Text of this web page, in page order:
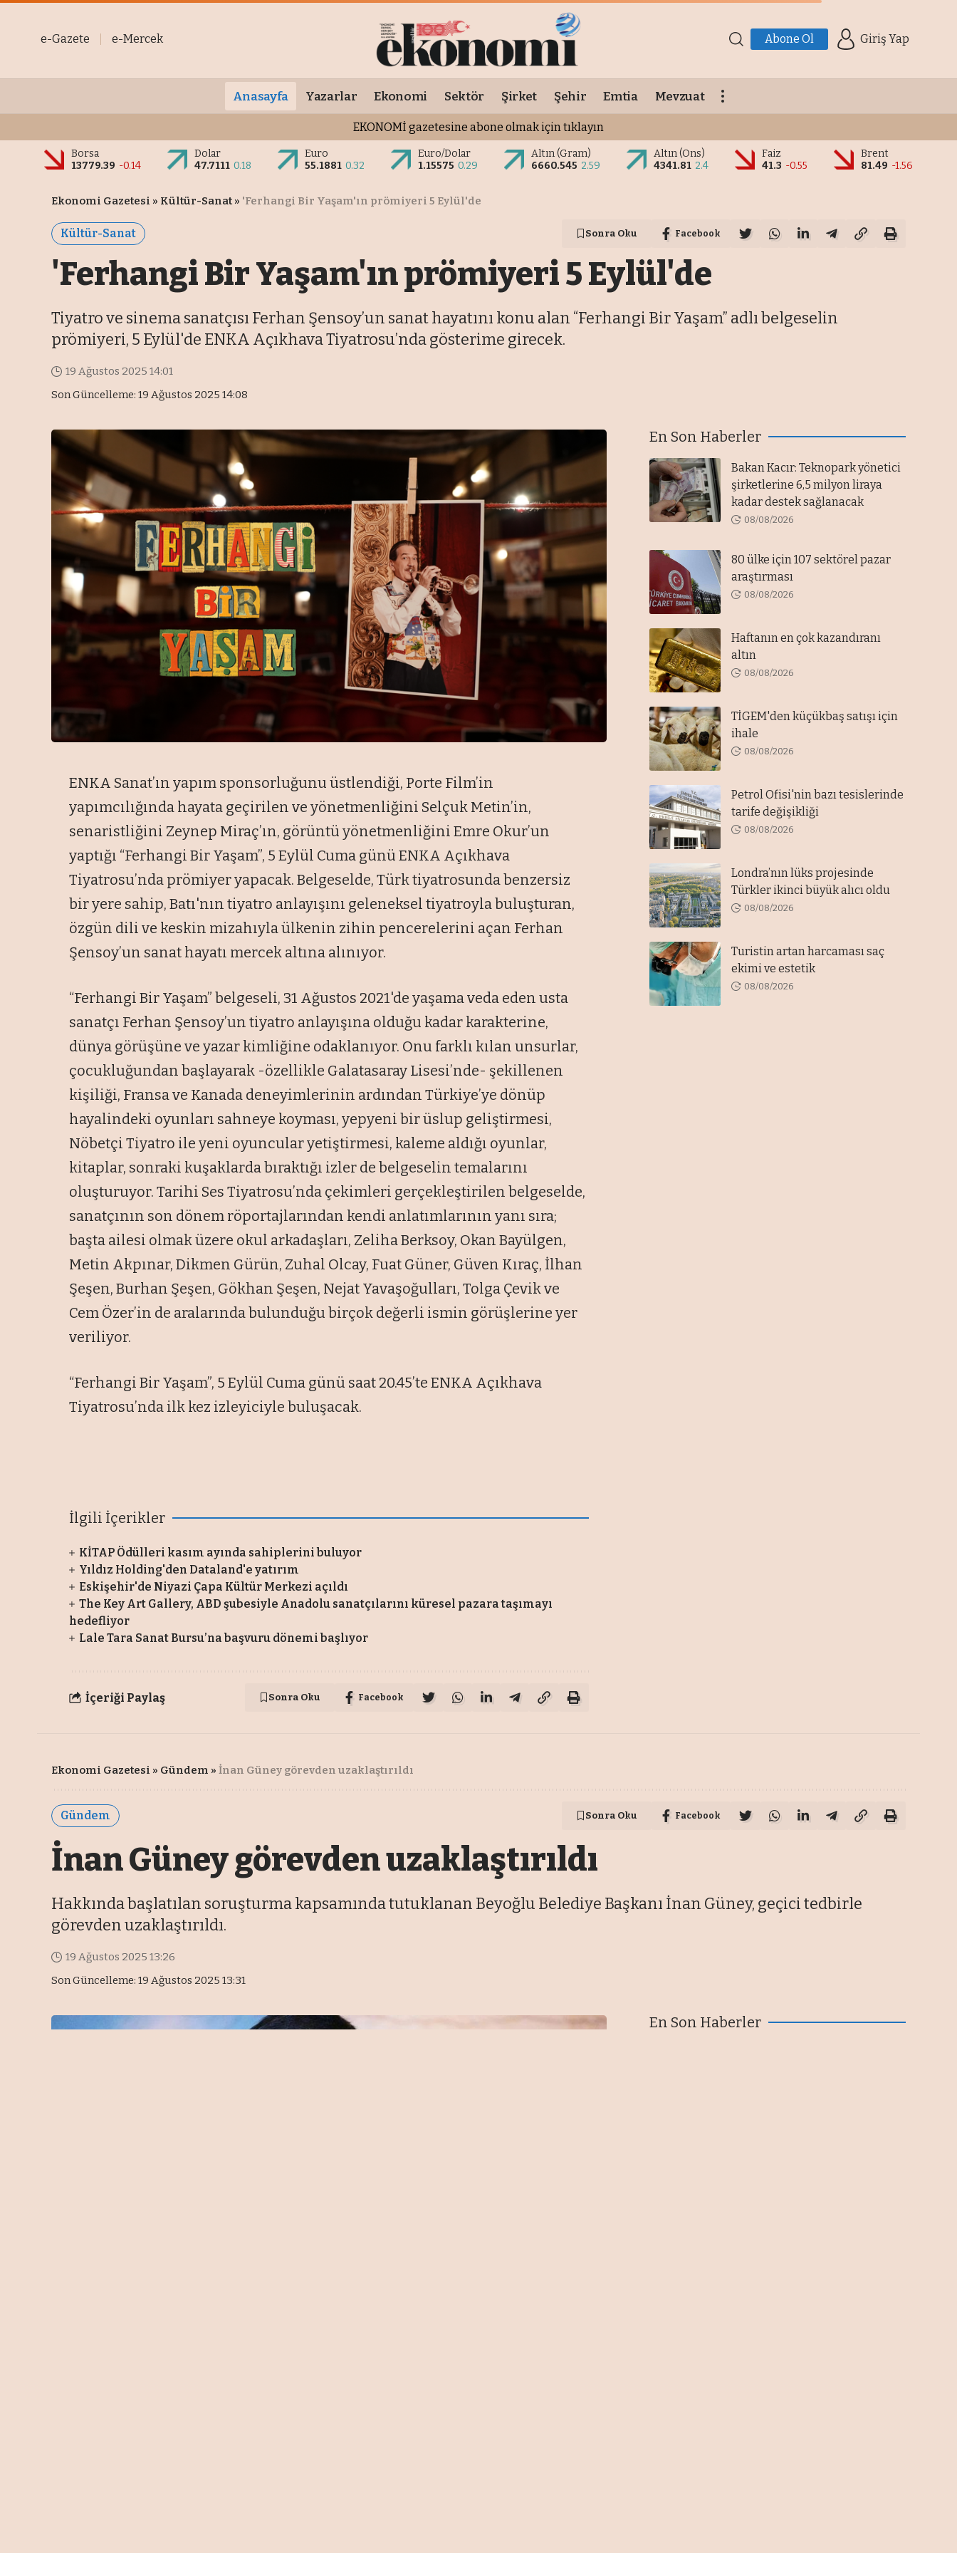
e-Gazete e-Mercek Abone Ol Giriş Yap
Anasayfa Yazarlar Ekonomi Sektör Şirket Şehir Emtia Mevzuat
EKONOMİ gazetesine abone olmak için tıklayın
Borsa
13779.39 -0.14
Dolar
47.7111 0.18
Euro
55.1881 0.32
Euro/Dolar
1.15575 0.29
Altın (Gram)
6660.545 2.59
Altın (Ons)
4341.81 2.4
Faiz
41.3 -0.55
Brent
81.49 -1.56
Ekonomi Gazetesi » Kültür-Sanat » 'Ferhangi Bir Yaşam'ın prömiyeri 5 Eylül'de
Kültür-Sanat Sonra Oku Facebook
'Ferhangi Bir Yaşam'ın prömiyeri 5 Eylül'de
Tiyatro ve sinema sanatçısı Ferhan Şensoy’un sanat hayatını konu alan “Ferhangi Bir Yaşam” adlı belgeselin
prömiyeri, 5 Eylül'de ENKA Açıkhava Tiyatrosu’nda gösterime girecek.
Son Güncelleme: 19 Ağustos 2025 14:08
19 Ağustos 2025 14:01
ENKA Sanat’ın yapım sponsorluğunuüstlendiği, Porte Film’in
yapımcılığında hayata geçirilen ve yönetmenliğini Selçuk Metin’in,
senaristliğini Zeynep Miraç’ın, görüntü yönetmenliğini Emre Okur’un
yaptığı “Ferhangi Bir Yaşam”, 5 Eylül Cuma günü ENKA Açıkhava
Tiyatrosu’nda prömiyer yapacak. Belgeselde, Türk tiyatrosunda benzersiz
bir yere sahip, Batı'nın tiyatro anlayışını geleneksel tiyatroyla buluşturan,
özgün dili ve keskin mizahıylaülkenin zihin pencerelerini açan Ferhan
Şensoy’un sanat hayatı mercek altına alınıyor.
“Ferhangi Bir Yaşam” belgeseli, 31 Ağustos 2021'de yaşama veda eden usta
sanatçı Ferhan Şensoy’un tiyatro anlayışına olduğu kadar karakterine,
dünya görüşüne ve yazar kimliğine odaklanıyor. Onu farklı kılan unsurlar,
çocukluğundan başlayarak -özellikle Galatasaray Lisesi’nde- şekillenen
kişiliği, Fransa ve Kanada deneyimlerinin ardından Türkiye’ye dönüp
hayalindeki oyunları sahneye koyması, yepyeni birüslup geliştirmesi,
Nöbetçi Tiyatro ile yeni oyuncular yetiştirmesi, kaleme aldığı oyunlar,
kitaplar, sonraki kuşaklarda bıraktığı izler de belgeselin temalarını
oluşturuyor. Tarihi Ses Tiyatrosu’nda çekimleri gerçekleştirilen belgeselde,
sanatçının son dönem röportajlarından kendi anlatımlarının yanı sıra;
başta ailesi olmaküzere okul arkadaşları, Zeliha Berksoy, Okan Bayülgen,
Metin Akpınar, Dikmen Gürün, Zuhal Olcay, Fuat Güner, Güven Kıraç, İlhan
Şeşen, Burhan Şeşen, Gökhan Şeşen, Nejat Yavaşoğulları, Tolga Çevik ve
Cem Özer’in de aralarında bulunduğu birçok değerli ismin görüşlerine yer
veriliyor.
“Ferhangi Bir Yaşam”, 5 Eylül Cuma günü saat 20.45’te ENKA Açıkhava
Tiyatrosu’nda ilk kez izleyiciyle buluşacak.
İlgili İçerikler
KİTAP Ödülleri kasım ayında sahiplerini buluyor
Yıldız Holding'den Dataland'e yatırım
Eskişehir'de Niyazi Çapa Kültür Merkezi açıldı
The Key Art Gallery, ABD şubesiyle Anadolu sanatçılarını küresel pazara taşımayı
hedefliyor
Lale Tara Sanat Bursu’na başvuru dönemi başlıyor
İçeriği Paylaş Sonra Oku Facebook
En Son Haberler
Bakan Kacır: Teknopark yönetici
şirketlerine 6,5 milyon liraya
kadar destek sağlanacak
08/08/2026
80 ülke için 107 sektörel pazar
araştırması
08/08/2026
Haftanın en çok kazandıranı
altın
08/08/2026
TİGEM'den küçükbaş satışı için
ihale
08/08/2026
Petrol Ofisi'nin bazı tesislerinde
tarife değişikliği
08/08/2026
Londra’nın lüks projesinde
Türkler ikinci büyük alıcı oldu
08/08/2026
Turistin artan harcaması saç
ekimi ve estetik
08/08/2026
Ekonomi Gazetesi » Gündem » İnan Güney görevden uzaklaştırıldı
Gündem Sonra Oku Facebook
İnan Güney görevden uzaklaştırıldı
Hakkında başlatılan soruşturma kapsamında tutuklanan Beyoğlu Belediye Başkanı İnan Güney, geçici tedbirle
görevden uzaklaştırıldı.
Son Güncelleme: 19 Ağustos 2025 13:31
19 Ağustos 2025 13:26
En Son Haberler